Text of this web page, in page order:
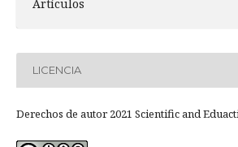
Artículos
LICENCIA
Derechos de autor 2021 Scientific and